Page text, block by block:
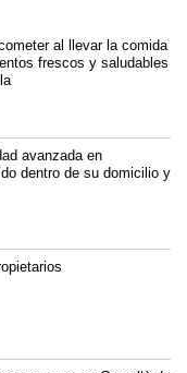
al llevar la comida
frescos y saludables
avanzada en
dentro de su domicilio y